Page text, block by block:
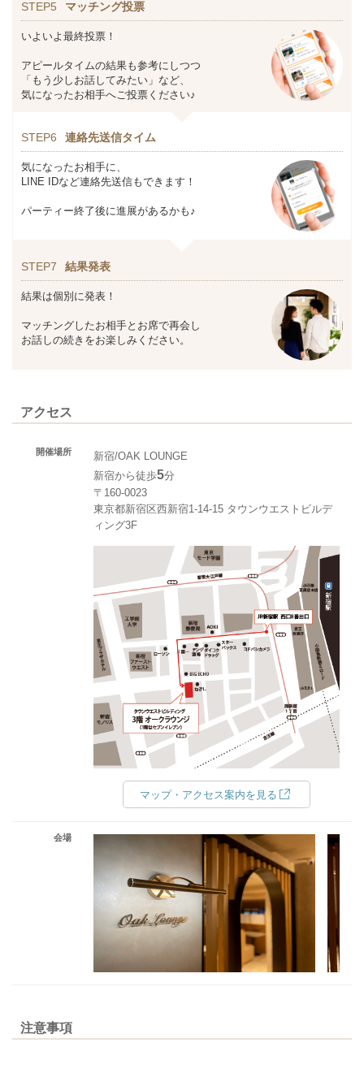
STEP5 マッチング投票
いよいよ最終投票！
アピールタイムの結果も参考にしつつ
「もう少しお話してみたい」など、
気になったお相手へご投票ください♪
STEP6 連絡先送信タイム
気になったお相手に、
LINE IDなど連絡先送信もできます！
パーティー終了後に進展があるかも♪
STEP7 結果発表
結果は個別に発表！
マッチングしたお相手とお席で再会し
お話しの続きをお楽しみください。
アクセス
開催場所
新宿/OAK LOUNGE
新宿から徒歩5分
〒160-0023
東京都新宿区西新宿1-14-15 タウンウエストビルデ
ィング3F
マップ・アクセス案内を見る
会場
注意事項